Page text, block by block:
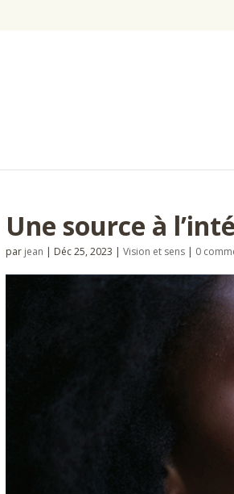
Une source à
par jean | Déc 25, 2023 | Vision et sens | 0